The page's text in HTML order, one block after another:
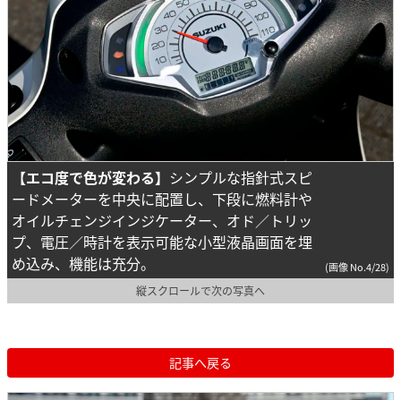
【エコ度で色が変わる】 シンプルな指針式スピ
ードメーターを中央に配置し、下段に燃料計や
オイルチェンジインジケーター、オド／トリッ
プ、電圧／時計を表示可能な小型液晶画面を埋
め込み、機能は充分。
(画像 No.4/28)
縦スクロールで次の写真へ
記事へ戻る